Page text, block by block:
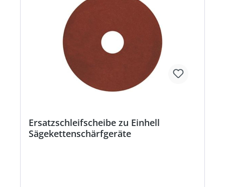
Ersatzschleifscheibe zu Einhell
Sägekettenschärfgeräte